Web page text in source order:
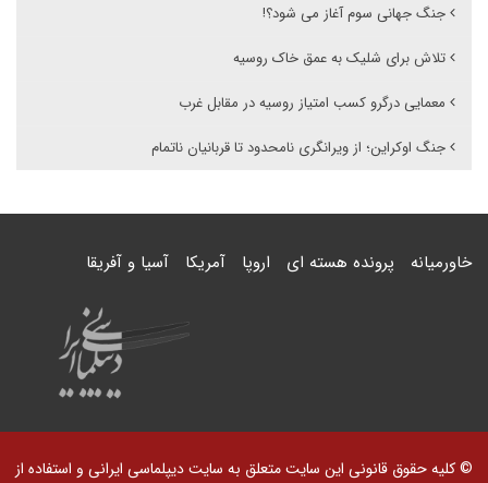
جنگ جهانی سوم آغاز می شود؟!
تلاش برای شلیک به عمق خاک روسیه
معمایی درگرو کسب امتیاز روسیه در مقابل غرب
جنگ اوکراین؛ از ویرانگری نامحدود تا قربانیان ناتمام
خاورمیانه پرونده هسته ای اروپا آمریکا آسیا و آفریقا
© کلیه حقوق قانونی این سایت متعلق به سایت دیپلماسی ایرانی و استفاده از